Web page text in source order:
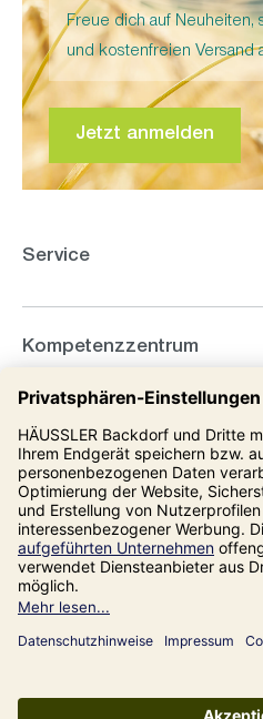
Freue dich auf Neuheiten,
und kostenfreien Versand
Jetzt anmelden
Service
Kompetenzzentrum
Informationen
Unsere Adresse